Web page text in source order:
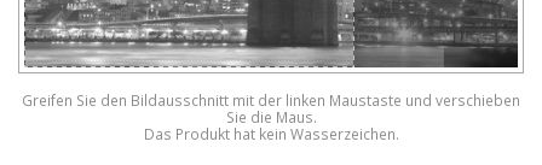
Greifen Sie den Bildausschnitt mit der linken Maustaste und verschieben
Sie die Maus.
Das Produkt hat kein Wasserzeichen.